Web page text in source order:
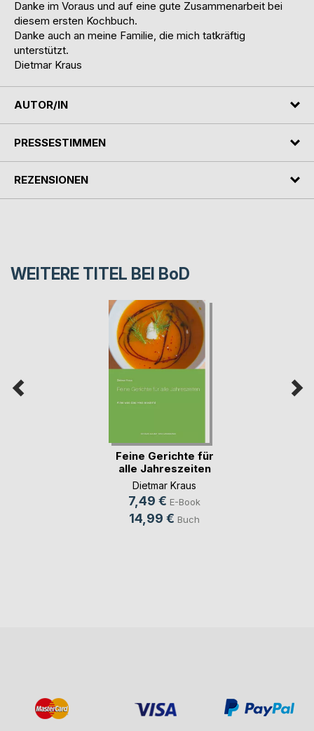
Danke im Voraus und auf eine gute Zusammenarbeit bei
diesem ersten Kochbuch.
Danke auch an meine Familie, die mich tatkräftig
unterstützt.
Dietmar Kraus
AUTOR/IN
PRESSESTIMMEN
REZENSIONEN
WEITERE TITEL BEI BoD
Feine Gerichte für
alle Jahreszeiten
Dietmar Kraus
7,49 € E-Book
14,99 € Buch